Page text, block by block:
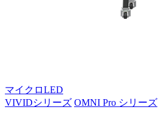
マイクロLED
VIVIDシリーズ OMNI Pro シリーズ